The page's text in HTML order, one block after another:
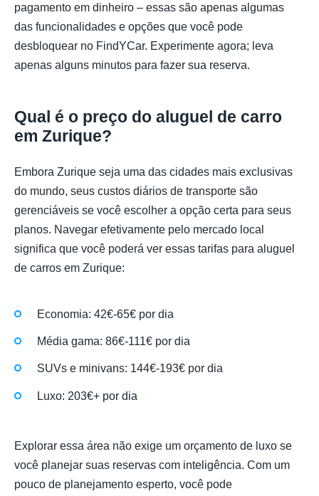
pagamento em dinheiro – essas são apenas algumas
das funcionalidades e opções que você pode
desbloquear no FindYCar. Experimente agora; leva
apenas alguns minutos para fazer sua reserva.
Qual é o preço do aluguel de carro
em Zurique?
Embora Zurique seja uma das cidades mais exclusivas
do mundo, seus custos diários de transporte são
gerenciáveis se você escolher a opção certa para seus
planos. Navegar efetivamente pelo mercado local
significa que você poderá ver essas tarifas para aluguel
de carros em Zurique:
Economia: 42€-65€ por dia
Média gama: 86€-111€ por dia
SUVs e minivans: 144€-193€ por dia
Luxo: 203€+ por dia
Explorar essa área não exige um orçamento de luxo se
você planejar suas reservas com inteligência. Com um
pouco de planejamento esperto, você pode